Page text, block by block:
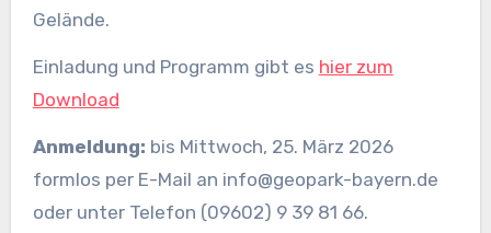
Gelände.
Einladung und Programm gibt es hier zum
Download
Anmeldung: bis Mittwoch, 25. März 2026
formlos per E-Mail an info@geopark-bayern.de
oder unter Telefon (09602) 9 39 81 66.